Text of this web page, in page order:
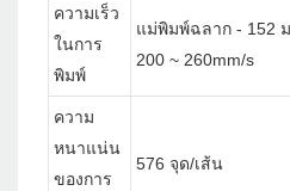
ความเร็ว
ในการ
พิมพ์
แม่พิมพ์ฉลาก - 152
200 ~ 260mm/s
ความ
หนาแน่น
ของการ
576 จุด/เส้น